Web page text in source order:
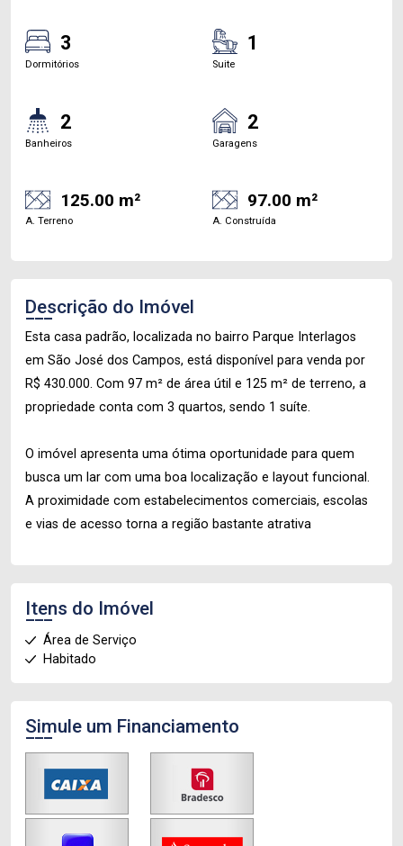
3
Dormitórios
1
Suite
2
Banheiros
2
Garagens
125.00 m²
A. Terreno
97.00 m²
A. Construída
Descrição do Imóvel
Esta casa padrão, localizada no bairro Parque Interlagos
em São José dos Campos, está disponível para venda por
R$ 430.000. Com 97 m² de área útil e 125 m² de terreno, a
propriedade conta com 3 quartos, sendo 1 suíte.
O imóvel apresenta uma ótima oportunidade para quem
busca um lar com uma boa localização e layout funcional.
A proximidade com estabelecimentos comerciais, escolas
e vias de acesso torna a região bastante atrativa
Itens do Imóvel
Área de Serviço
Habitado
Simule um Financiamento